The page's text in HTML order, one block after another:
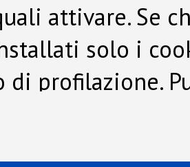
attivare. Se
solo i
di profilazione.
Policy.